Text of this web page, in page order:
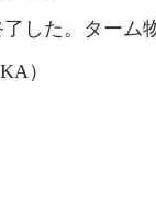
した。ター
）